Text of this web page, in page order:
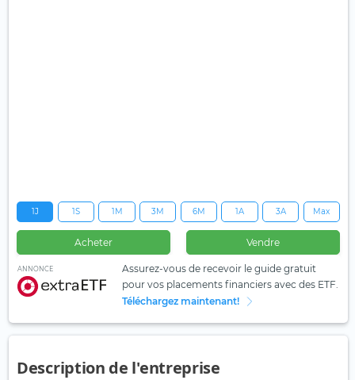
1J 1S 1M 3M 6M 1A 3A Max
Acheter Vendre
ANNONCE
Assurez-vous de recevoir le guide gratuit
pour vos placements financiers avec des ETF.
Téléchargez maintenant!
Description de l'entreprise